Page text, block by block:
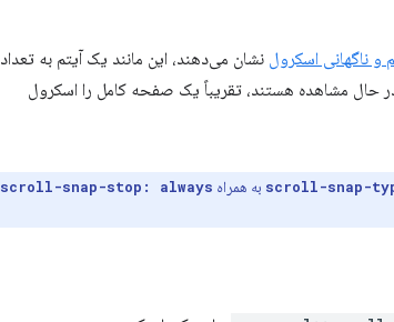
ناگهانی اسکرول نشان می‌دهند، این مانند یک آیتم به تعداد
حال مشاهده هستند، تقریباً یک صفحه کامل را اسکرول
scroll-snap- به همراه scroll-snap-stop: always